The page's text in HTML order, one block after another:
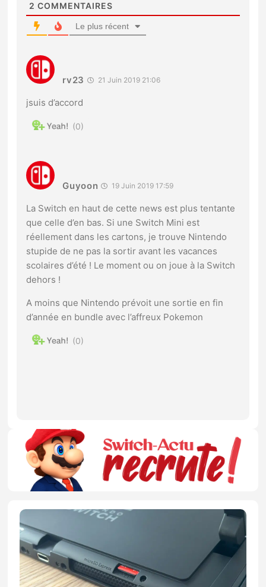
2 COMMENTAIRES
Le plus récent
rv23 21 Juin 2019 21:06
jsuis d’accord
0
Guyoon 19 Juin 2019 17:59
La Switch en haut de cette news est plus tentante
que celle d’en bas. Si une Switch Mini est
réellement dans les cartons, je trouve Nintendo
stupide de ne pas la sortir avant les vacances
scolaires d’été ! Le moment ou on joue à la Switch
dehors !
A moins que Nintendo prévoit une sortie en fin
d’année en bundle avec l’affreux Pokemon
0